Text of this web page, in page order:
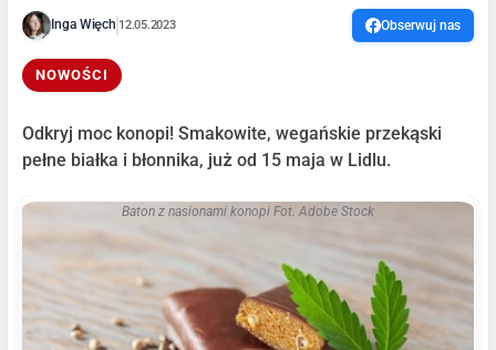
Inga Więch 12.05.2023 Obserwuj nas
NOWOŚCI
Odkryj moc konopi! Smakowite, wegańskie przekąski
pełne białka i błonnika, już od 15 maja w Lidlu.
Baton z nasionami konopi Fot. Adobe Stock